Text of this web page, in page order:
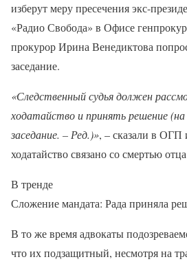
изберут меру пресечения экс-
«Радио Свобода» в Офисе
прокурор Ирина Венедиктова
заседание.
«Следственный судья должен
ходатайство и принять решение (на
заседание. – Ред.)», – сказали в ОГП
ходатайство связано со смертью
В тренде
Сложение мандата: Рада приняла
В то же время адвокаты
что их подзащитный, несмотря на